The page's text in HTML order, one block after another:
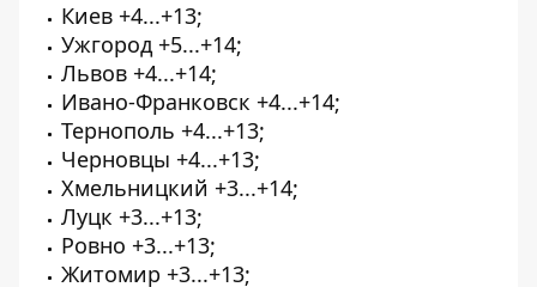
Киев +4...+13;
Ужгород +5...+14;
Львов +4...+14;
Ивано-Франковск +4...+14;
Тернополь +4...+13;
Черновцы +4...+13;
Хмельницкий +3...+14;
Луцк +3...+13;
Ровно +3...+13;
Житомир +3...+13;